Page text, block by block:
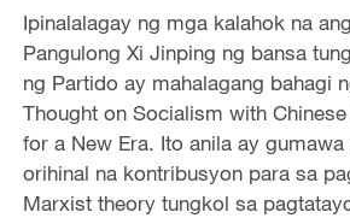
Ipinalalagay ng mga kalahok na
Pangulong Xi Jinping ng bansa
ng Partido ay mahalagang bahagi
Thought on Socialism with
for a New Era. Ito anila ay
orihinal na kontribusyon para sa
Marxist theory tungkol sa